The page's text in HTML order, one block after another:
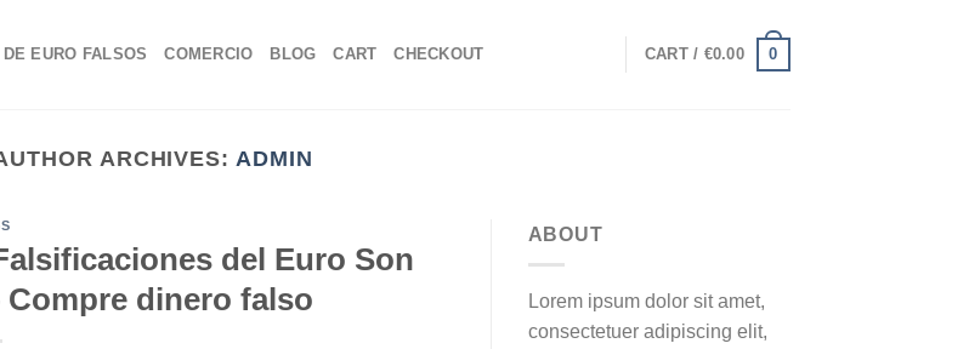
EURO FALSOS COMERCIO BLOG CART CHECKOUT CART / €0.00 0
ARCHIVES: ADMIN
del Euro Son
dinero falso
ABOUT
Lorem ipsum dolor sit amet,
consectetuer adipiscing elit,